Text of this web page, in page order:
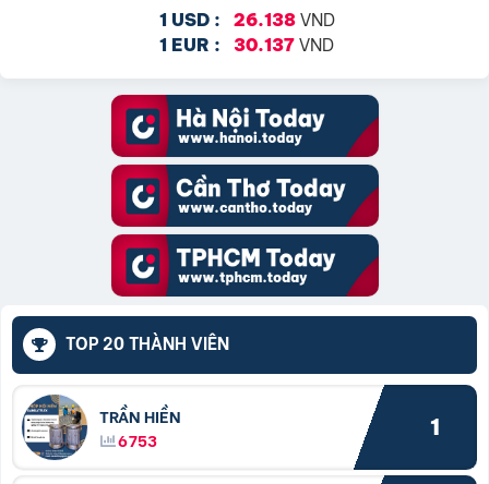
1 USD : 26.138VND
1 EUR : 30.137 VND
TOP 20 THÀNH VIÊN
TRẦN HIỀN
6753
1